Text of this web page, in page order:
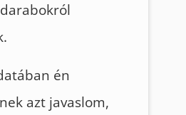
én
azt javaslom,